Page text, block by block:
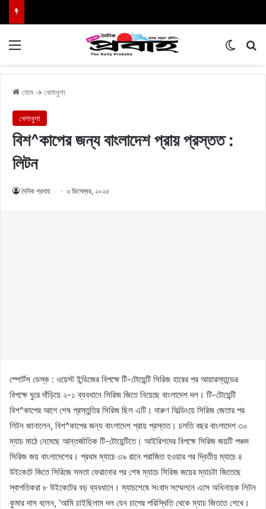
হোম → খেলাধুলা
খেলাধুলা
বিশ^কাপের জন্য বাংলাদেশ প্রায় প্রস্তত :
লিটন
দৈনিক প্রবাহ ৩ ডিসেম্বর, ২০২৫
স্পোর্টস ডেস্ক : ওয়েস্ট ইন্ডিজের বিপক্ষে টি-টোয়েন্টি সিরিজ হারের পর আয়ারল্যান্ডের
বিপক্ষে ঘুরে দাঁড়িয়ে ২-১ ব্যবধানে সিরিজ জিতে নিয়েছে বাংলাদেশ দল। টি-টোয়েন্টি
বিশ^কাপের আগে শেষ প্রস্তুতির সিরিজ ছিল এটি। দারুণ ফিল্ডিংয়ে সিরিজ জেতার পর
লিটন জানালেন, বিশ^কাপের জন্য বাংলাদেশ প্রায় প্রস্তত। চলতি বছর বাংলাদেশ ৩০
ম্যাচ মাঠে নেমেছে আন্তর্জাতিক টি-টোয়েন্টিতে। আইরিশদের বিপক্ষে সিরিজ জয়টি পঞ্চম
সিরিজ জয় বাংলাদেশের। প্রথম ম্যাচে ৩৯ রানে পরাজিত হওয়ার পর দ্বিতীয় ম্যাচে ৪
উইকেটে জিতে সিরিজে সমতা ফেরানোর পর শেষ ম্যাচে সিরিজ জয়ের ম্যাচটা জিতেছে
স্বাগতিকরা ৮ উইকেটের বড় ব্যবধানে। ম্যাচশেষে সংবাদ সম্মেলনে এসে অধিনায়ক লিটন
কুমার দাস বলেন, ‘আমি চাইছিলাম দল যেন চাপের পরিস্থিতি থেকে ম্যাচ জিততে শেখে।